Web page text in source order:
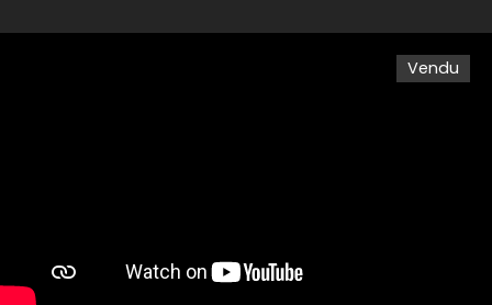
Vendu